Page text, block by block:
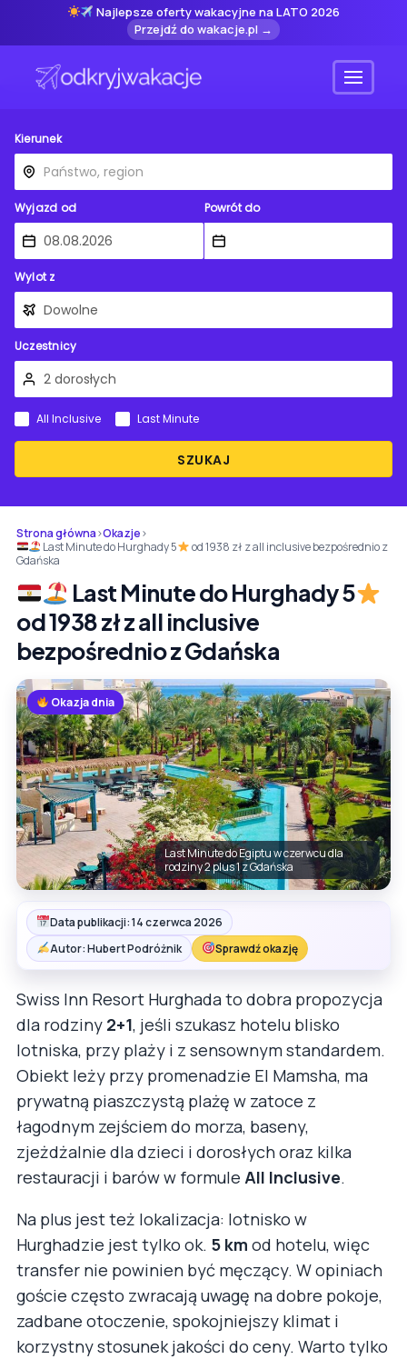
Najlepsze oferty wakacyjne na LATO 2026
Przejdź do wakacje.pl →
Menu
Kierunek
Wyjazd od Powrót do
Wylot z
Uczestnicy
SZUKAJ
All Inclusive Last Minute
Strona główna›Okazje›
Last Minute do Hurghady 5
od 1938 zł z all inclusive bezpośrednio z
Gdańska
Last Minute do Hurghady 5
od 1938 zł z all inclusive
bezpośrednio z Gdańska
Okazja dnia
Last Minute do Egiptu w czerwcu dla
rodziny 2 plus 1 z Gdańska
Data publikacji: 14 czerwca 2026
Autor: Hubert Podróżnik
Sprawdź okazję
Swiss Inn Resort Hurghada to dobra propozycja
dla rodziny 2+1, jeśli szukasz hotelu blisko
lotniska, przy plaży i z sensownym standardem.
Obiekt leży przy promenadzie El Mamsha, ma
prywatną piaszczystą plażę w zatoce z
łagodnym zejściem do morza, baseny,
zjeżdżalnie dla dzieci i dorosłych oraz kilka
restauracji i barów w formule All Inclusive.
Na plus jest też lokalizacja: lotnisko w
Hurghadzie jest tylko ok. 5 km od hotelu, więc
transfer nie powinien być męczący. W opiniach
goście często zwracają uwagę na dobre pokoje,
zadbane otoczenie, spokojniejszy klimat i
korzystny stosunek jakości do ceny. Warto tylko